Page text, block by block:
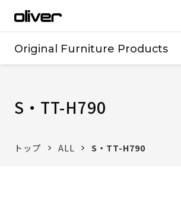
Original Furniture Products
S・TT-H790
トップ ALL S・TT-H790